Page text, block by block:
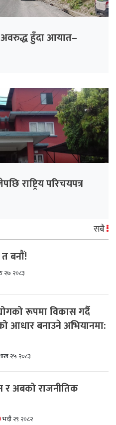
अवरुद्ध हुँदा आयात–
राष्ट्रिय परिचयपत्र
सबै
बनाैं!
२७ २०८३
रूपमा विकास गर्दै
आधार बनाउने अभियानमा:
२५ २०८३
अबको राजनीतिक
भदौ २९ २०८२